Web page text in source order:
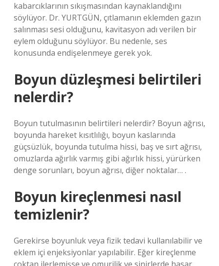
kabarcıklarının sıkışmasından kaynaklandığını
söylüyor. Dr. YURTGÜN, çıtlamanın eklemden gazın
salınması sesi olduğunu, kavitasyon adı verilen bir
eylem olduğunu söylüyor. Bu nedenle, ses
konusunda endişelenmeye gerek yok.
Boyun düzleşmesi belirtileri
nelerdir?
Boyun tutulmasının belirtileri nelerdir? Boyun ağrısı,
boyunda hareket kısıtlılığı, boyun kaslarında
güçsüzlük, boyunda tutulma hissi, baş ve sırt ağrısı,
omuzlarda ağırlık varmış gibi ağırlık hissi, yürürken
denge sorunları, boyun ağrısı, diğer noktalar… .
Boyun kireçlenmesi nasıl
temizlenir?
Gerekirse boyunluk veya fizik tedavi kullanılabilir ve
eklem içi enjeksiyonlar yapılabilir. Eğer kireçlenme